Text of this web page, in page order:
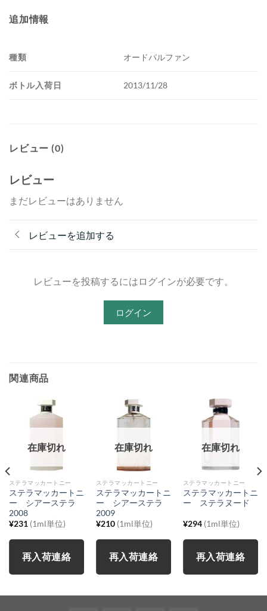
追加情報
種類 オードパルファン
ボトル入荷日 2013/11/28
レビュー (0)
レビュー
まだレビューはありません
レビューを追加する
レビューを投稿するにはログインが必要です。
ログイン
関連商品
在庫切れ
ステラマッカートニー
ステラマッカートニ
ー シアーステラ
2008
¥231 (1ml単位)
再入荷連絡
在庫切れ
ステラマッカートニー
ステラマッカートニ
ー シアーステラ
2009
¥210 (1ml単位)
再入荷連絡
在庫切れ
ステラマッカートニー
ステラマッカートニ
ー ステラヌード
¥294 (1ml単位)
再入荷連絡